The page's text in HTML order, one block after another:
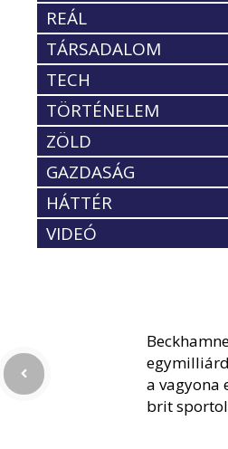
REÁL
TÁRSADALOM
TECH
TÖRTÉNELEM
ZÖLD
GAZDASÁG
HÁTTÉR
VIDEÓ
a vagyona
brit